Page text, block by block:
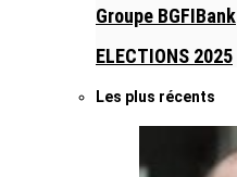
Groupe BGFIBank
ELECTIONS 2025
Les plus récents